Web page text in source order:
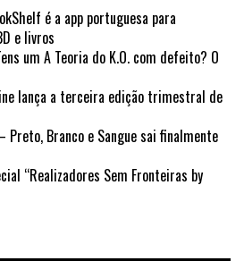
é a app portuguesa para
e livros
um A Teoria do K.O. com defeito? O
lança a terceira edição trimestral de
Preto, Branco e Sangue sai finalmente
“Realizadores Sem Fronteiras by